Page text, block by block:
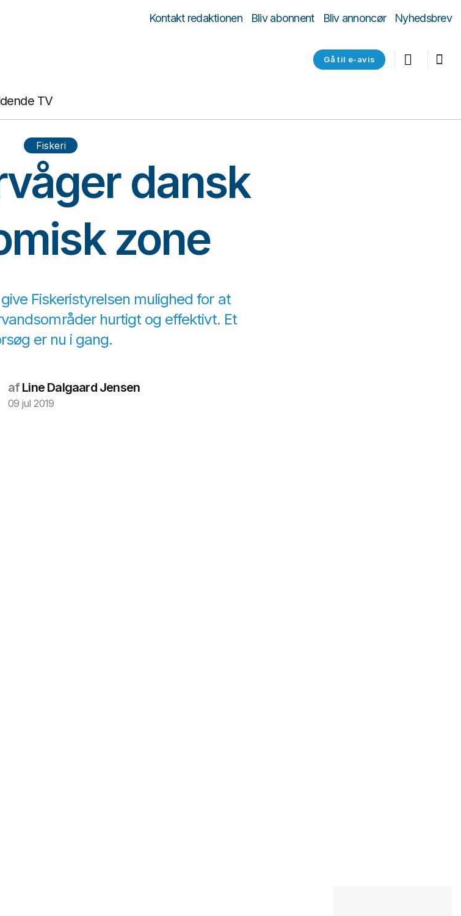
Kontakt redaktionen Bliv abonnent Bliv annoncør Nyhedsbrev
Gå til e-avis
TV
Fiskeri
dansk
zone
Fiskeristyrelsen mulighed for at
hurtigt og effektivt. Et
er nu i gang.
afLine Dalgaard Jensen
09 jul 2019